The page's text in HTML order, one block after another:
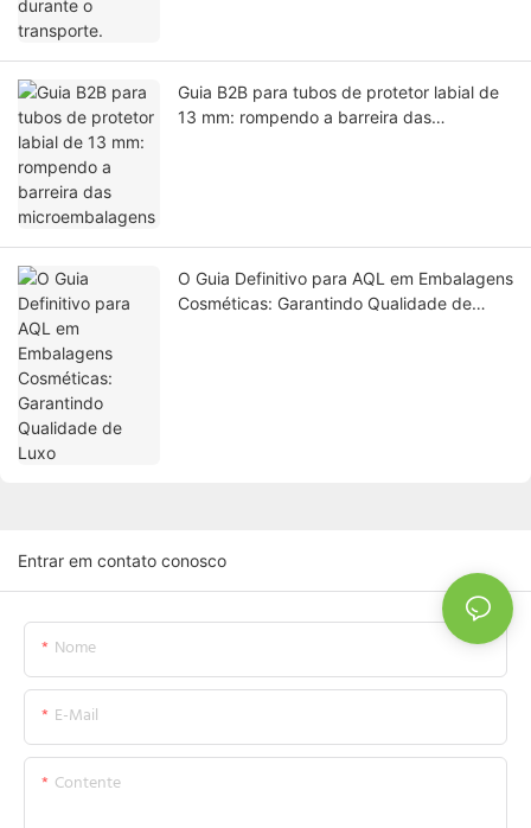
Guia B2B para tubos de protetor labial de
13 mm: rompendo a barreira das
O Guia Definitivo para AQL em Embalagens
Cosméticas: Garantindo Qualidade de
Entrar em contato conosco
Nome
E-Mail
Contente